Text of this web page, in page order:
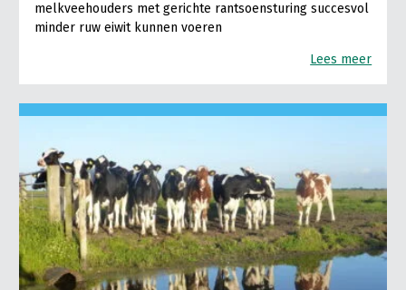
melkveehouders met gerichte rantsoensturing succesvol
minder ruw eiwit kunnen voeren
Lees meer